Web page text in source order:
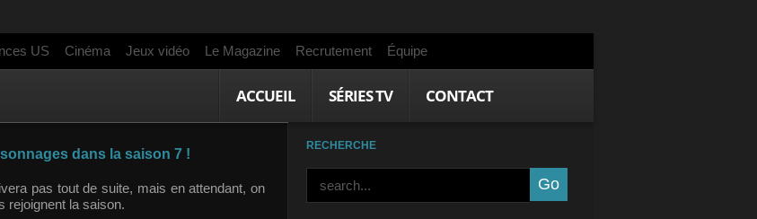
US Cinéma Jeux vidéo Le Magazine Recrutement Équipe
ACCUEIL SÉRIES TV CONTACT
dans la saison 7 !
pas tout de suite, mais en attendant, on
rejoignent la saison.
RECHERCHE